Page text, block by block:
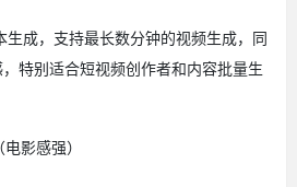
成，支持最长数分钟的视频生成，同
特别适合短视频创作者和内容批量生
影感强）